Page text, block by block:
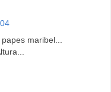
maribel...